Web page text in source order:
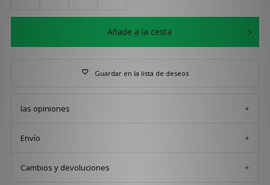
Añade a la cesta
Guardar en la lista de deseos
las opiniones
Envío
Cambios y devoluciones